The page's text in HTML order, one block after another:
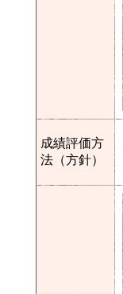
成績評価方
法（方針）